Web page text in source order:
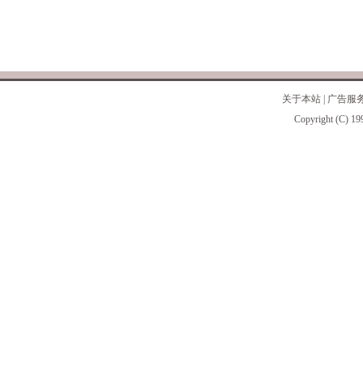
关于本站
广告服
Copyright (C)